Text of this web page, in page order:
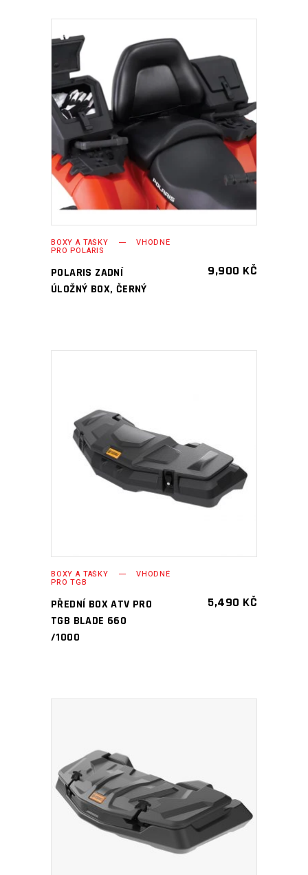
PŘIDAT DO KOŠÍKU
BOXY A TAŠKY VHODNÉ
PRO POLARIS
POLARIS ZADNÍ
ÚLOŽNÝ BOX, ČERNÝ
9,900 KČ
PŘIDAT DO KOŠÍKU
BOXY A TAŠKY VHODNÉ
PRO TGB
PŘEDNÍ BOX ATV PRO
TGB BLADE 660
/1000
5,490 KČ
PŘIDAT DO KOŠÍKU